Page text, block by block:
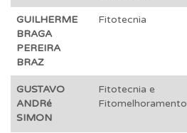
GUILHERME
BRAGA
PEREIRA
BRAZ
Fitotecnia
GUSTAVO
ANDRé
SIMON
Fitotecnia e
Fitomelhoramento